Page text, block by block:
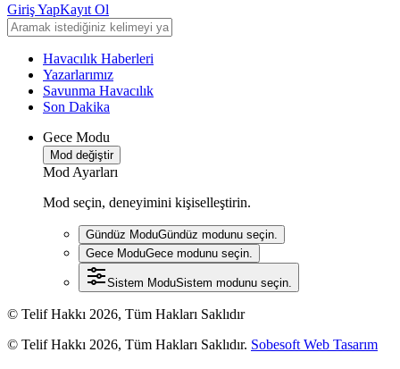
Giriş YapKayıt Ol
Havacılık Haberleri
Yazarlarımız
Savunma Havacılık
Son Dakika
Gece Modu
Mod değiştir
Mod Ayarları
Mod seçin, deneyimini kişiselleştirin.
Gündüz ModuGündüz modunu seçin.
Gece ModuGece modunu seçin.
Sistem ModuSistem modunu seçin.
© Telif Hakkı 2026, Tüm Hakları Saklıdır
© Telif Hakkı 2026, Tüm Hakları Saklıdır. Sobesoft Web Tasarım